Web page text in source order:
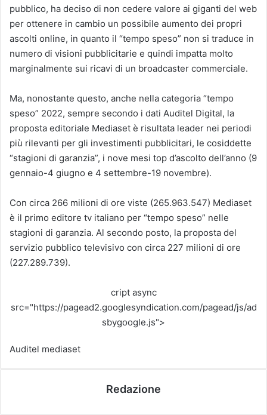
pubblico, ha deciso di non cedere valore ai giganti del web
per ottenere in cambio un possibile aumento dei propri
ascolti online, in quanto il “tempo speso” non si traduce in
numero di visioni pubblicitarie e quindi impatta molto
marginalmente sui ricavi di un broadcaster commerciale.
Ma, nonostante questo, anche nella categoria “tempo
speso” 2022, sempre secondo i dati Auditel Digital, la
proposta editoriale Mediaset è risultata leader nei periodi
più rilevanti per gli investimenti pubblicitari, le cosiddette
“stagioni di garanzia”, i nove mesi top d’ascolto dell’anno (9
gennaio-4 giugno e 4 settembre-19 novembre).
Con circa 266 milioni di ore viste (265.963.547) Mediaset
è il primo editore tv italiano per “tempo speso” nelle
stagioni di garanzia. Al secondo posto, la proposta del
servizio pubblico televisivo con circa 227 milioni di ore
(227.289.739).
cript async
src="https://pagead2.googlesyndication.com/pagead/js/ad
sbygoogle.js">
Auditel mediaset
Redazione